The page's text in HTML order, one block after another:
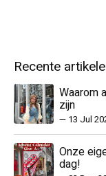
Recente
Waarom
zijn
— 13 Jul
Onze
dag!